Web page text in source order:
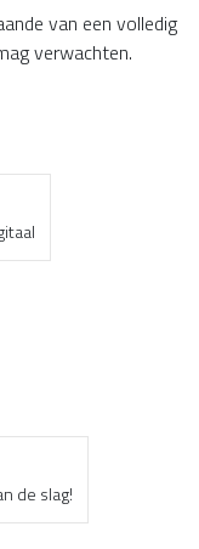
van een volledig
verwachten.
de slag!